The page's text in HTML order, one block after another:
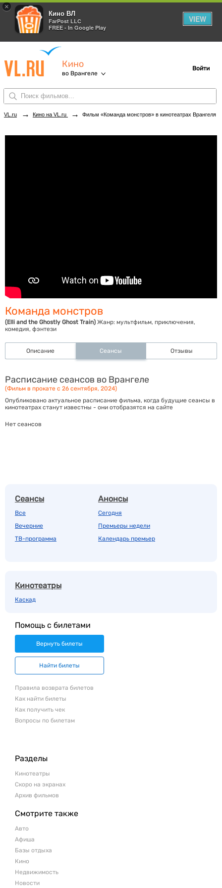
×
Кино ВЛ
FarPost LLC
FREE - In Google Play
VIEW
Кино
во Врангеле
Войти
VL.ru → Кино на VL.ru → Фильм «Команда монстров» в кинотеатрах Врангеля. Купить билеты!
Команда монстров
(Elli and the Ghostly Ghost Train) Жанр: мультфильм, приключения,
комедия, фэнтези
Описание Сеансы Отзывы
Расписание сеансов во Врангеле
(Фильм в прокате с 26 сентября, 2024)
Опубликовано актуальное расписание фильма, когда будущие сеансы в
кинотеатрах станут известны - они отобразятся на сайте
Нет сеансов
Сеансы
Все
Вечерние
ТВ-программа
Анонсы
Сегодня
Премьеры недели
Календарь премьер
Кинотеатры
Каскад
Помощь с билетами
Вернуть билеты
Найти билеты
Правила возврата билетов
Как найти билеты
Как получить чек
Вопросы по билетам
Разделы
Кинотеатры
Скоро на экранах
Архив фильмов
Смотрите также
Авто
Афиша
Базы отдыха
Кино
Недвижимость
Новости